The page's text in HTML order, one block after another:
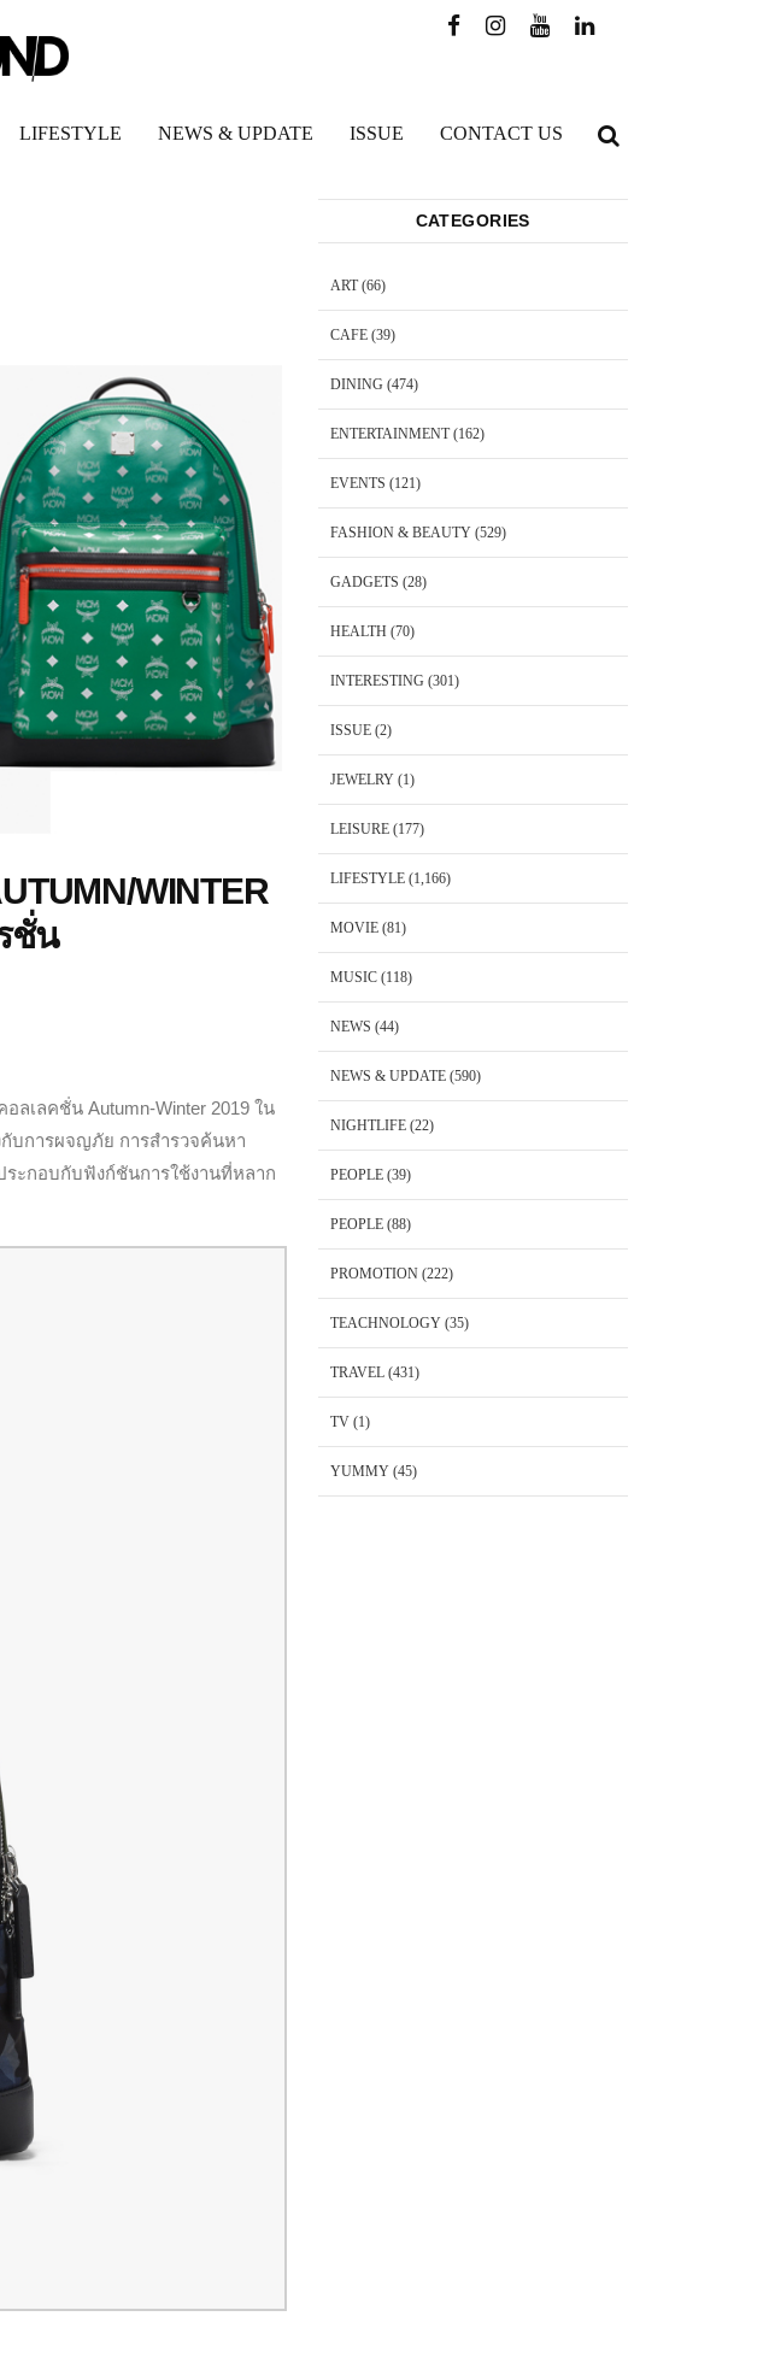
LIFESTYLE NEWS & UPDATE ISSUE CONTACT US
WINTER
ชั่น
ลเลคชั่น Autumn-Winter 2019 ใน
กับการผจญภัย การสำรวจค้นหา
ะกอบกับฟังก์ชันการใช้งานที่หลาก
CATEGORIES
ART(66)
CAFE(39)
DINING (474)
ENTERTAINMENT(162)
EVENTS (121)
FASHION & BEAUTY(529)
GADGETS (28)
HEALTH (70)
INTERESTING (301)
ISSUE(2)
JEWELRY(1)
LEISURE(177)
LIFESTYLE(1,166)
MOVIE(81)
MUSIC(118)
NEWS (44)
NEWS & UPDATE(590)
NIGHTLIFE(22)
PEOPLE(39)
PEOPLE(88)
PROMOTION(222)
TEACHNOLOGY(35)
TRAVEL(431)
TV(1)
YUMMY(45)